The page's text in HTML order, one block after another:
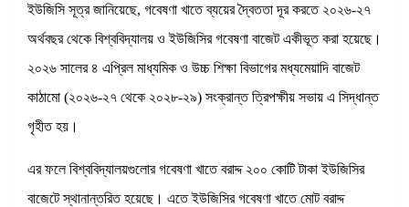
ইউজিসি সূত্র জানিয়েছে, গবেষণা খাতে ব্যয়ের দ্বৈততা দূর করতে ২০২৬-২৭
অর্থবছর থেকে বিশ্ববিদ্যালয় ও ইউজিসির গবেষণা বাজেট একীভূত করা হয়েছে।
২০২৬ সালের ৪ এপ্রিল মাধ্যমিক ও উচ্চ শিক্ষা বিভাগের মধ্যমেয়াদি বাজেট
কাঠামো (২০২৬-২৭ থেকে ২০২৮-২৯) সংক্রান্ত ত্রিপক্ষীয় সভায় এ সিদ্ধান্ত
গৃহীত হয়।
এর ফলে বিশ্ববিদ্যালয়গুলোর গবেষণা খাতে বরাদ্দ ২০০ কোটি টাকা ইউজিসির
বাজেটে স্থানান্তরিত হয়েছে। এতে ইউজিসির গবেষণা খাতে মোট বরাদ্দ